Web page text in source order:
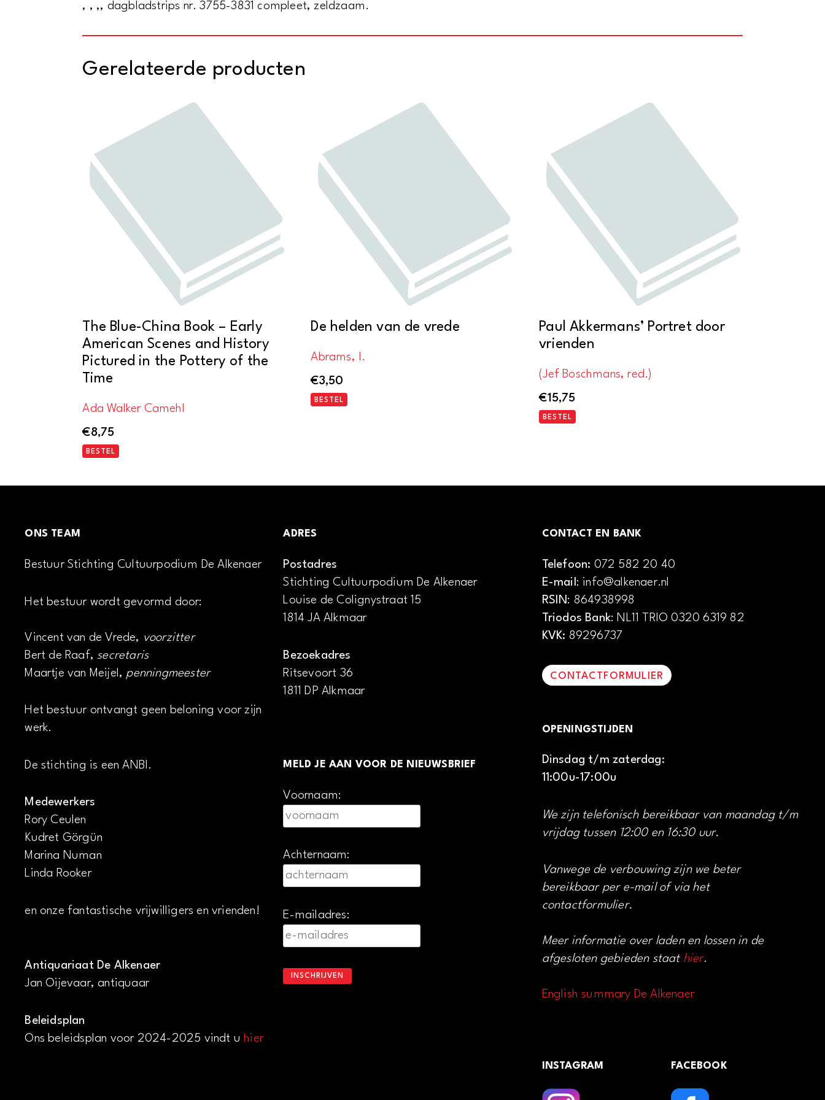
, , ,, dagbladstrips nr. 3755-3831 compleet, zeldzaam.
Gerelateerde producten
The Blue-China Book – Early
American Scenes and History
Pictured in the Pottery of the
Time
Ada Walker Camehl
€8,75
BESTEL
De helden van de vrede
Abrams, I.
€3,50
BESTEL
Paul Akkermans’ Portret door
vrienden
(Jef Boschmans, red.)
€15,75
BESTEL
ONS TEAM
Bestuur Stichting Cultuurpodium De Alkenaer
Het bestuur wordt gevormd door:
Vincent van de Vrede, voorzitter
Bert de Raaf, secretaris
Maartje van Meijel, penningmeester
Het bestuur ontvangt geen beloning voor zijn
werk.
De stichting is een ANBI.
Medewerkers
Rory Ceulen
Kudret Görgün
Marina Numan
Linda Rooker
en onze fantastische vrijwilligers en vrienden!
Antiquariaat De Alkenaer
Jan Oijevaar, antiquaar
Beleidsplan
Ons beleidsplan voor 2024-2025 vindt u hier
ADRES
Postadres
Stichting Cultuurpodium De Alkenaer
Louise de Colignystraat 15
1814 JA Alkmaar
Bezoekadres
Ritsevoort 36
1811 DP Alkmaar
MELD JE AAN VOOR DE NIEUWSBRIEF
Voornaam:
Achternaam:
E-mailadres:
CONTACT EN BANK
Telefoon: 072 582 20 40
E-mail: info@alkenaer.nl
RSIN: 864938998
Triodos Bank: NL11 TRIO 0320 6319 82
KVK: 89296737
CONTACTFORMULIER
OPENINGSTIJDEN
Dinsdag t/m zaterdag:
11:00u-17:00u
We zijn telefonisch bereikbaar van maandag t/m
vrijdag tussen 12:00 en 16:30 uur.
Vanwege de verbouwing zijn we beter
bereikbaar per e-mail of via het
contactformulier.
Meer informatie over laden en lossen in de
afgesloten gebieden staat hier.
English summary De Alkenaer
INSTAGRAM FACEBOOK